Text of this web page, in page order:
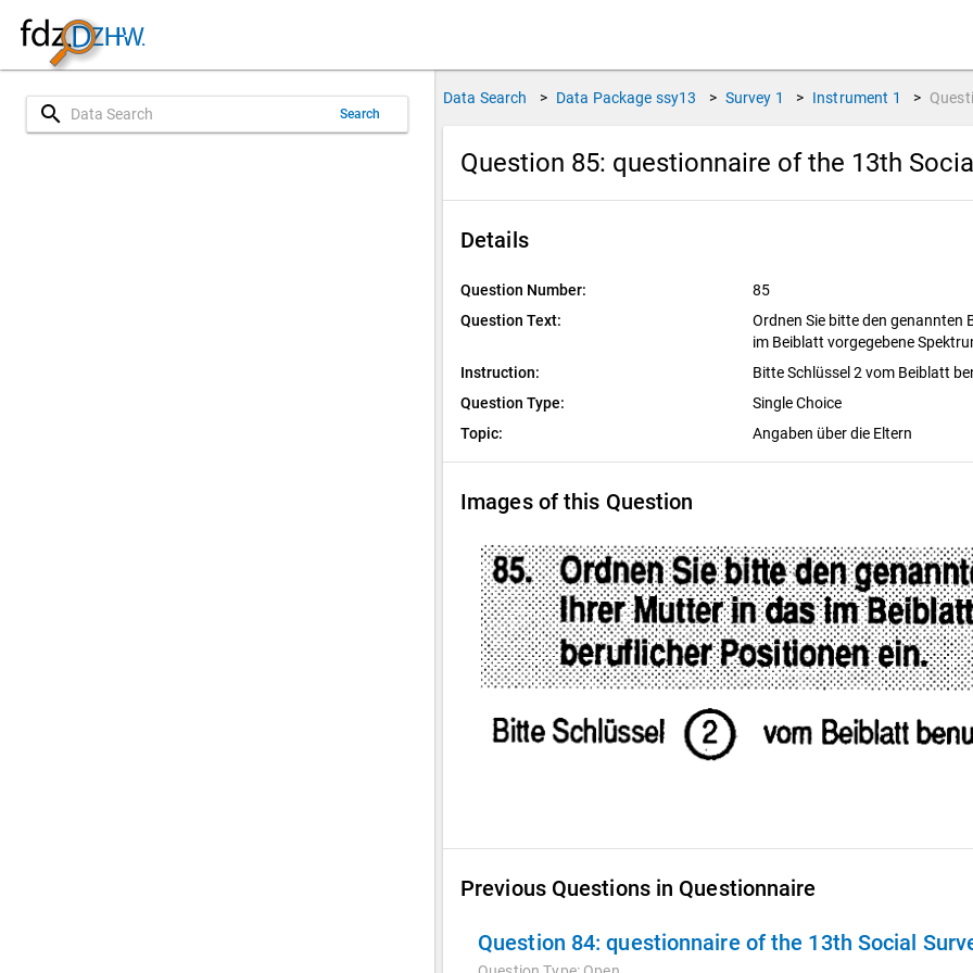
search Search
Data Search > Data Package ssy13 > Survey 1 > Instrument 1 >
Question 85: questionnaire of the 13th
Details
Question Number:
85
Question Text:
Ordnen Sie bitte den
im Beiblatt vorgegebene
Instruction:
Bitte Schlüssel 2 vom Beiblatt
Question Type:
Single Choice
Topic:
Angaben über die Eltern
Images of this Question
Previous Questions in Questionnaire
Question 84:questionnaire of the 13th Social